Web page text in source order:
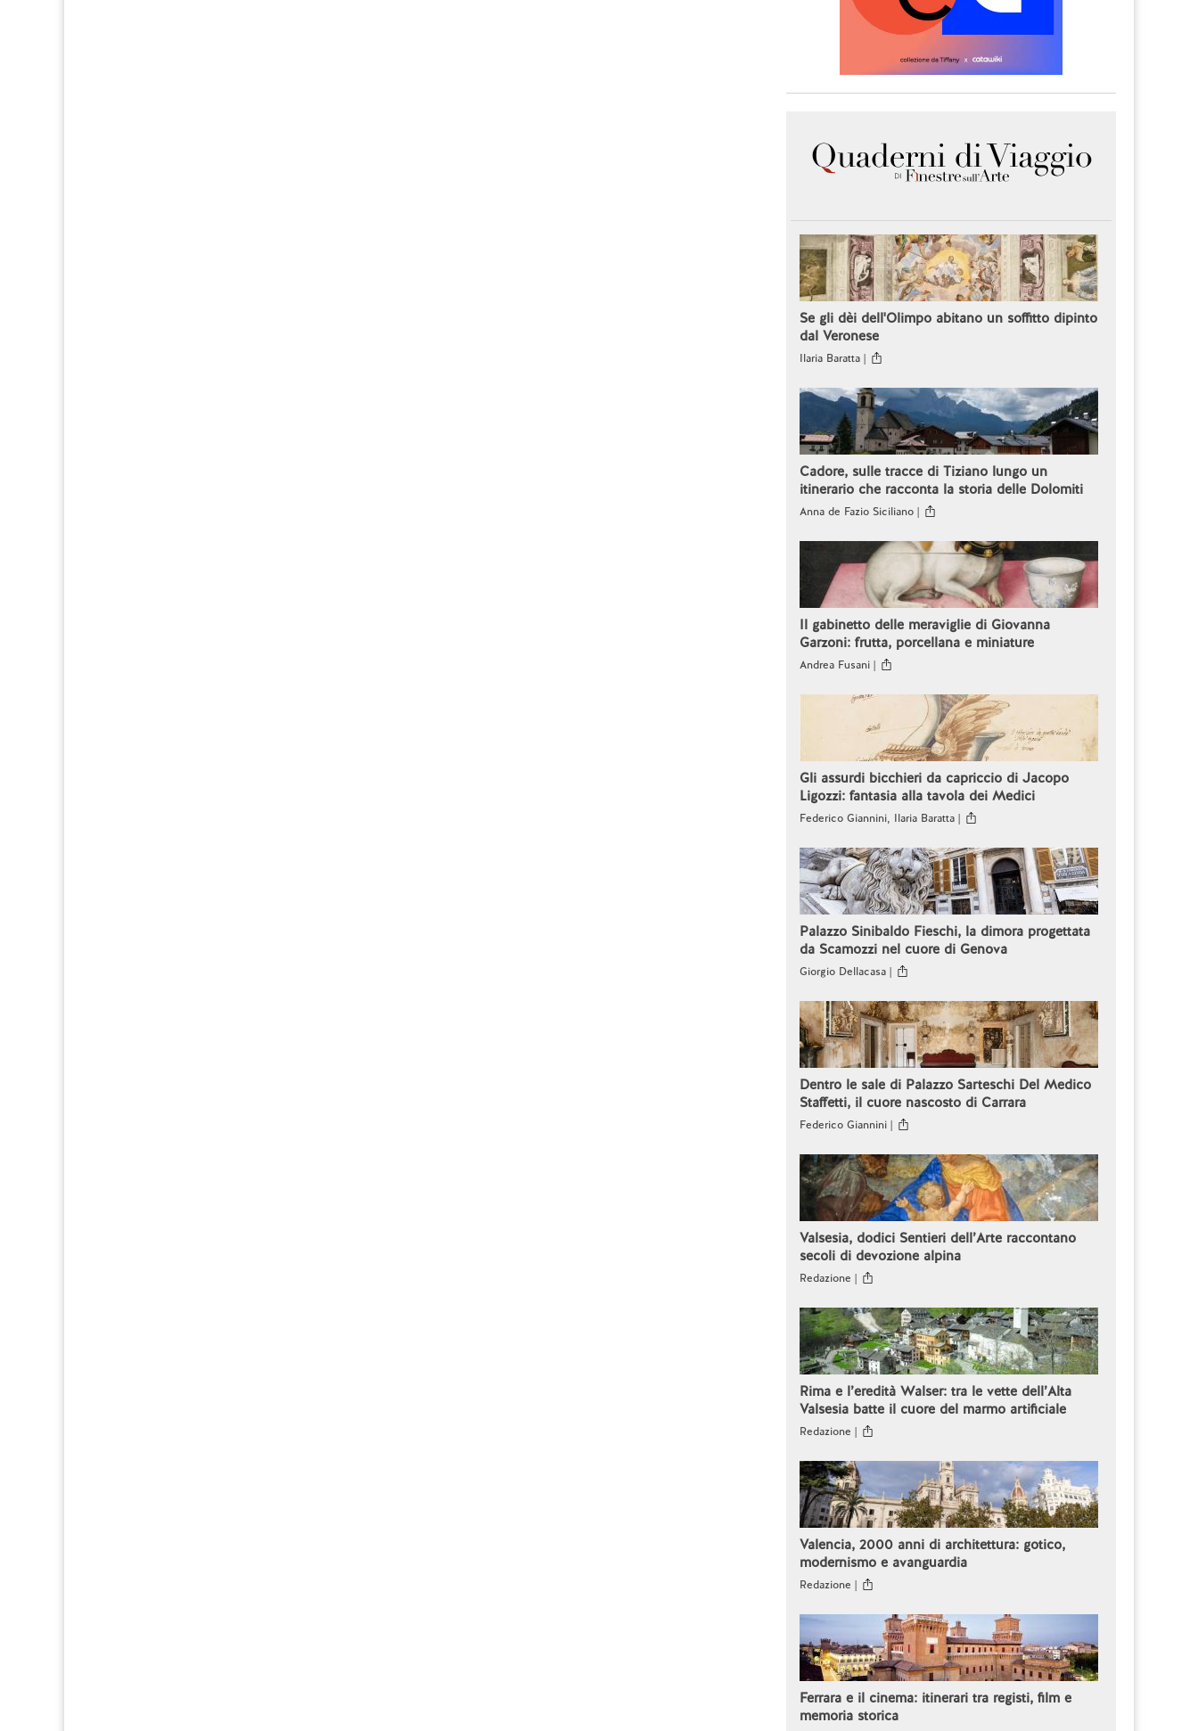
Se gli dèi dell'Olimpo abitano un soffitto dipinto
dal Veronese
Ilaria Baratta |
Cadore, sulle tracce di Tiziano lungo un
itinerario che racconta la storia delle Dolomiti
Anna de Fazio Siciliano |
Il gabinetto delle meraviglie di Giovanna
Garzoni: frutta, porcellana e miniature
Andrea Fusani |
Gli assurdi bicchieri da capriccio di Jacopo
Ligozzi: fantasia alla tavola dei Medici
Federico Giannini, Ilaria Baratta |
Palazzo Sinibaldo Fieschi, la dimora progettata
da Scamozzi nel cuore di Genova
Giorgio Dellacasa |
Dentro le sale di Palazzo Sarteschi Del Medico
Staffetti, il cuore nascosto di Carrara
Federico Giannini |
Valsesia, dodici Sentieri dell’Arte raccontano
secoli di devozione alpina
Redazione |
Rima e l’eredità Walser: tra le vette dell’Alta
Valsesia batte il cuore del marmo artificiale
Redazione |
Valencia, 2000 anni di architettura: gotico,
modernismo e avanguardia
Redazione |
Ferrara e il cinema: itinerari tra registi, film e
memoria storica